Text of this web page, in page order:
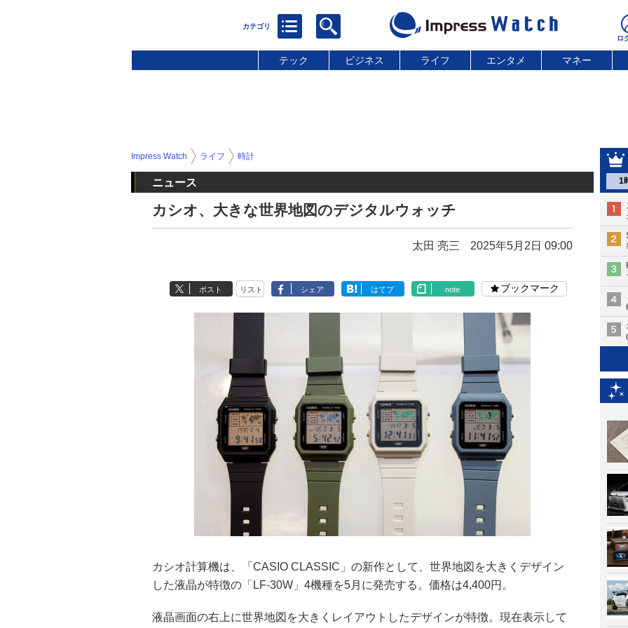
テック ビジネス ライフ エンタメ マネー
1
Impress Watch ライフ 時計
ニュース
カシオ、大きな世界地図のデジタルウォッチ
太田 亮三 2025年5月2日 09:00
ポスト リスト シェア はてブ note ブックマーク
カシオ計算機は、「CASIO CLASSIC」の新作として、世界地図を大きくデザイン
した液晶が特徴の「LF-30W」4機種を5月に発売する。価格は4,400円。
液晶画面の右上に世界地図を大きくレイアウトしたデザインが特徴。現在表示して